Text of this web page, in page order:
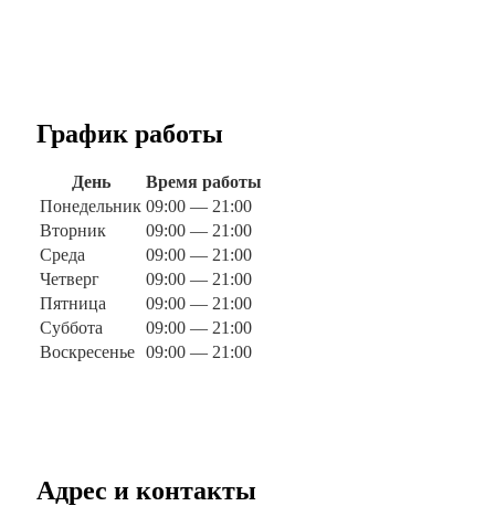
График работы
День
Время работы
Понедельник 09:00 — 21:00
Вторник
09:00 — 21:00
Среда
09:00 — 21:00
Четверг
09:00 — 21:00
Пятница
09:00 — 21:00
Суббота
09:00 — 21:00
Воскресенье 09:00 — 21:00
Адрес и контакты